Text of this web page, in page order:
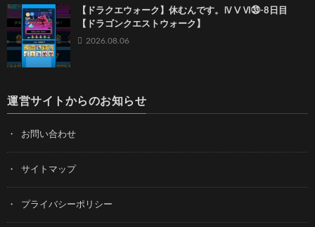
【ドラクエウォーク】休むんです。ⅣⅤⅥ㉝-8日目
【ドラゴンクエストウォーク】
2026.08.06
運営サイトからのお知らせ
お問い合わせ
サイトマップ
プライバシーポリシー